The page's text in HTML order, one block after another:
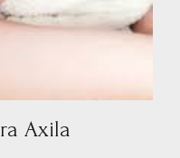
Axila